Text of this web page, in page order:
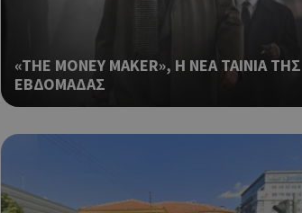
«THE MONEY MAKER», Η ΝΕΑ ΤΑΙΝΙΑ ΤΗΣ
ΕΒΔΟΜΑΔΑΣ
Χρησιμοποιείται για
εμφανίζει μόνο μια
διάφορες
take over banner και
banners.
Cloudflare Inc.
Αυτό το cookie
επωφελές για τον
κάνει έγκυρες
.athenarecipes.com 1 μέρα
Χρησιμοποιείται για